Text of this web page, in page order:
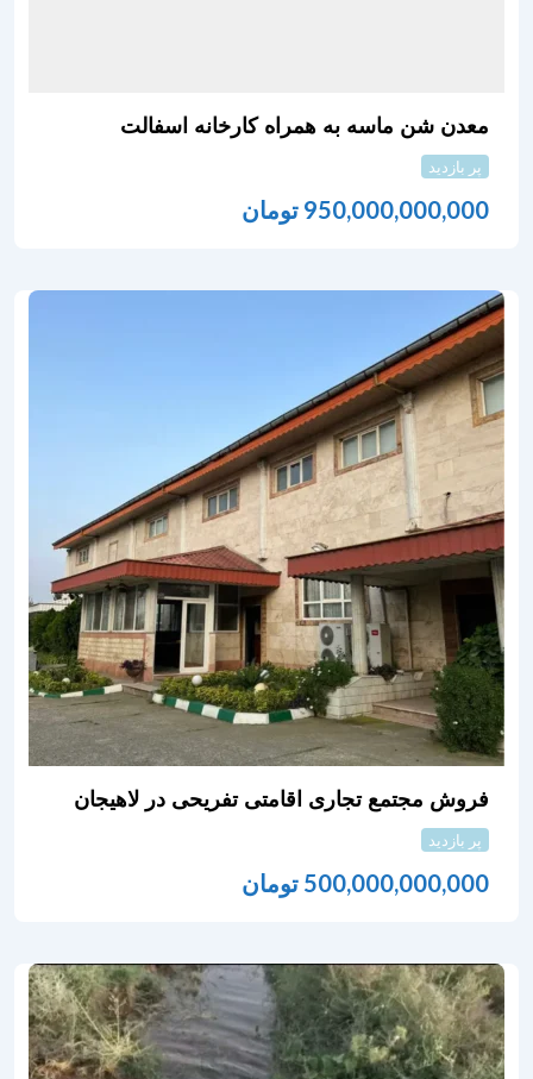
معدن شن ماسه به همراه کارخانه اسفالت
پر بازدید
950,000,000,000 تومان
فروش مجتمع تجاری اقامتی تفریحی در لاهیجان
پر بازدید
500,000,000,000 تومان